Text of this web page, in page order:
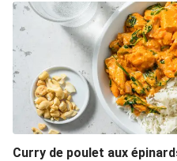
Curry de poulet aux